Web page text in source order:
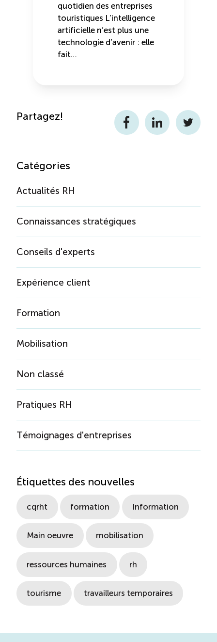
quotidien des entreprises
touristiques L’intelligence
artificielle n’est plus une
technologie d’avenir : elle
fait…
Partagez!
FacebookLinkedInTwitter
Catégories
Actualités RH
Connaissances stratégiques
Conseils d'experts
Expérience client
Formation
Mobilisation
Non classé
Pratiques RH
Témoignages d'entreprises
Étiquettes des nouvelles
cqrht formation Information
Main oeuvre mobilisation
ressources humaines rh
tourisme travailleurs temporaires